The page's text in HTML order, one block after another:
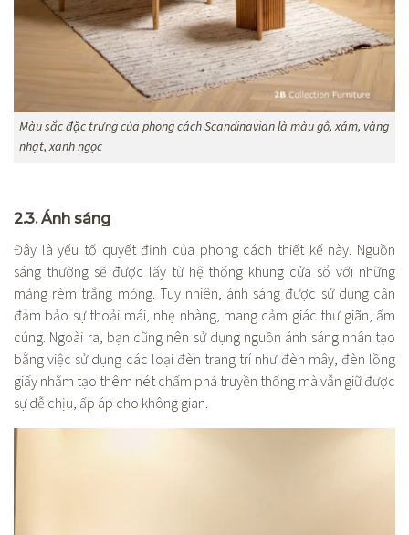
Màu sắc đặc trưng của phong cách Scandinavian là màu gỗ, xám, vàng
nhạt, xanh ngọc
2.3. Ánh sáng
Đây là yếu tố quyết định của phong cách thiết kế này. Nguồn
sáng thường sẽ được lấy từ hệ thống khung cửa sổ với những
mảng rèm trắng mỏng. Tuy nhiên, ánh sáng được sử dụng cần
đảm bảo sự thoải mái, nhẹ nhàng, mang cảm giác thư giãn, ấm
cúng. Ngoài ra, bạn cũng nên sử dụng nguồn ánh sáng nhân tạo
bằng việc sử dụng các loại đèn trang trí như đèn mây, đèn lồng
giấy nhằm tạo thêm nét chấm phá truyền thống mà vẫn giữ được
sự dễ chịu, ấp áp cho không gian.